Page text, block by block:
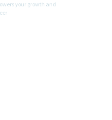
your growth and